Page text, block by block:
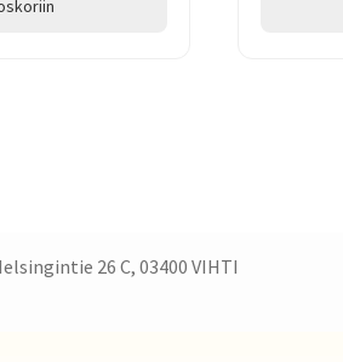
26 C, 03400 VIHTI